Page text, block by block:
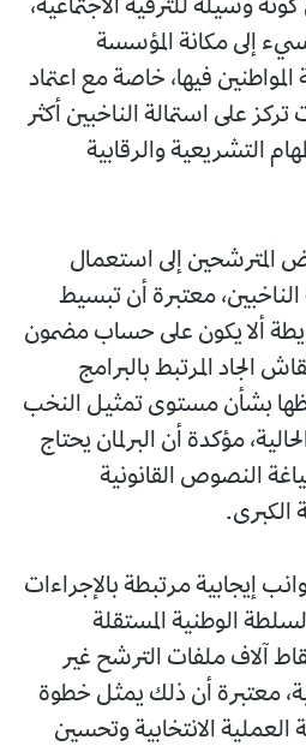
وسيلة للترقية الاجتماعية،
إلى مكانة المؤسسة
فيها، خاصة مع اعتماد
على استمالة الناخبين أكثر
التشريعية والرقابية
المترشحين إلى استعمال
الناخبين، معتبرة أن تبسيط
ألا يكون على حساب مضمون
الجاد المرتبط بالبرامج
بشأن مستوى تمثيل النخب
مؤكدة أن البرلمان يحتاج
النصوص القانونية
الكبرى.
إيجابية مرتبطة بالإجراءات
الوطنية المستقلة
آلاف ملفات الترشح غير
معتبرة أن ذلك يمثل خطوة
الانتخابية وتحسين